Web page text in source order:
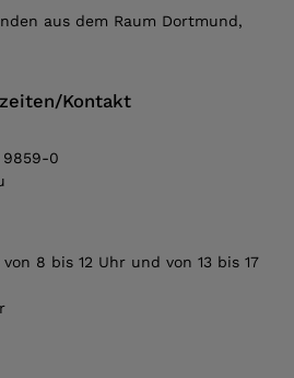
aus dem Raum Dortmund,
Kontakt
9859-0
8 bis 12 Uhr und von 13 bis 17